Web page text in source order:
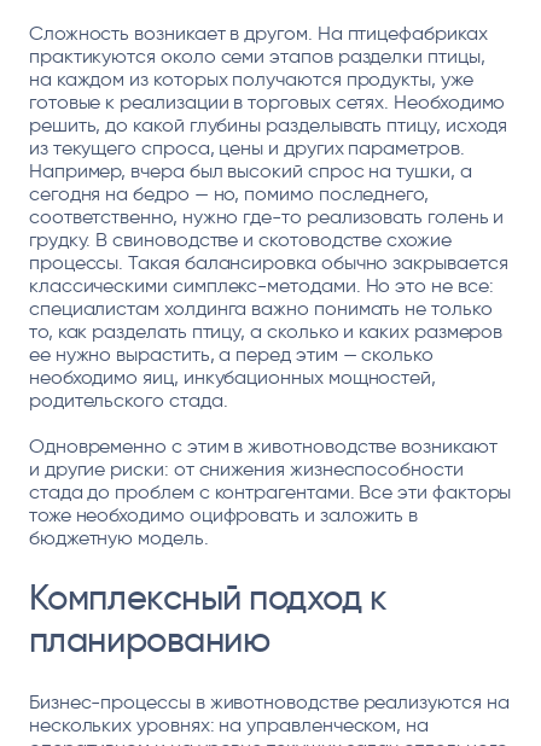
Сложность возникает в другом. На птицефабриках
практикуются около семи этапов разделки птицы,
на каждом из которых получаются продукты, уже
готовые к реализации в торговых сетях. Необходимо
решить, до какой глубины разделывать птицу, исходя
из текущего спроса, цены и других параметров.
Например, вчера был высокий спрос на тушки, а
сегодня на бедро — но, помимо последнего,
соответственно, нужно где-то реализовать голень и
грудку. В свиноводстве и скотоводстве схожие
процессы. Такая балансировка обычно закрывается
классическими симплекс-методами. Но это не все:
специалистам холдинга важно понимать не только
то, как разделать птицу, а сколько и каких размеров
ее нужно вырастить, а перед этим — сколько
необходимо яиц, инкубационных мощностей,
родительского стада.
Одновременно с этим в животноводстве возникают
и другие риски: от снижения жизнеспособности
стада до проблем с контрагентами. Все эти факторы
тоже необходимо оцифровать и заложить в
бюджетную модель.
Комплексный подход к
планированию
Бизнес-процессы в животноводстве реализуются на
нескольких уровнях: на управленческом, на